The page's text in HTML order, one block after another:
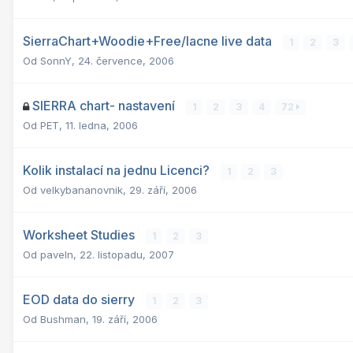
SierraChart+Woodie+Free/lacne live data 1 2 3
Od SonnY, 24. července, 2006
SIERRA chart- nastavení 1 2 3 4 72
Od PET, 11. ledna, 2006
Kolik instalací na jednu Licenci? 1 2 3
Od velkybananovnik, 29. září, 2006
Worksheet Studies 1 2 3
Od paveln, 22. listopadu, 2007
EOD data do sierry 1 2 3
Od Bushman, 19. září, 2006